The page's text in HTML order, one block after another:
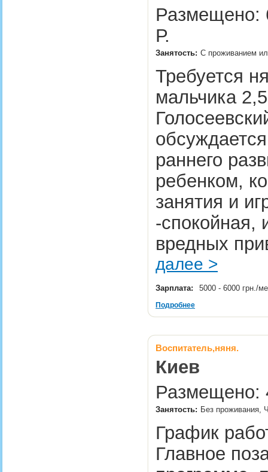
Размещено:
Р.
Занятость: С проживанием
Требуется
мальчика
раннего
ребенком,
занятия и
-спокойная,
вредных
далее >
Зарплата: 5000 - 6000 грн./
Подробнее
Воспитатель,няня.
Киев
Размещено:
Занятость: Без проживания,
График
Главное